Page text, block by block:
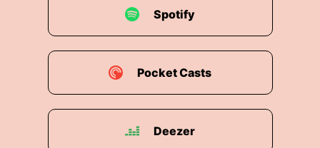
Spotify
Pocket Casts
Deezer